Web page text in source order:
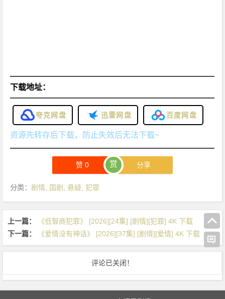
下载地址：
夸克网盘 迅雷网盘 百度网盘
资源先转存后下载，防止失效后无法下载~
赞0 赏 分享
分类： 剧情 国剧 悬疑 ,犯罪
上一篇：
《低智商犯罪》 [2026][24集] [剧情][犯罪] 4K 下载
下一篇：
《爱情没有神话》 [2026][37集] [剧情][爱情] 4K 下载
评论已关闭！